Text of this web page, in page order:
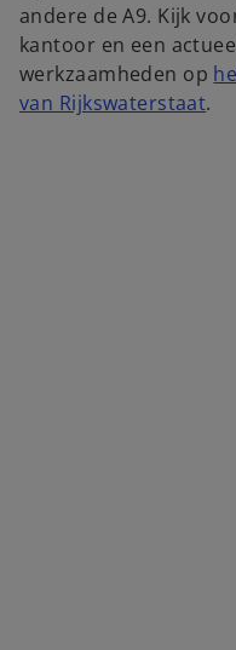
andere de A9. Kijk
kantoor en een
werkzaamheden op
van Rijkswaterstaato.